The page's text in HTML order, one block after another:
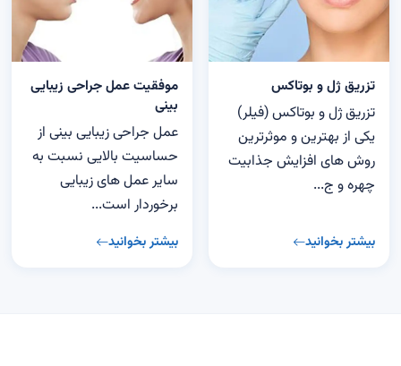
تزریق ژل و بوتاکس
تزریق ژل و بوتاکس (فیلر)
یکی از بهترین و موثرترین
روش های افزایش جذابیت
چهره و ج...
بیشتر بخوانید
موفقیت عمل جراحی زیبایی
بینی
عمل جراحی زیبایی بینی از
حساسیت بالایی نسبت به
سایر عمل‌ های زیبایی
برخوردار است...
بیشتر بخوانید